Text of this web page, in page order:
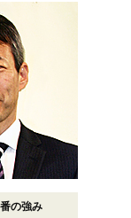
の強み